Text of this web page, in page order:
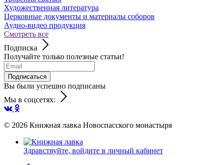
Художественная литература
Церковные документы и материалы соборов
Аудио-видео продукция
Смотреть все
Подписка
Получайте только полезные статьи!
Подписаться
Вы были успешно подписаны
Мы в соцсетях:
© 2026 Книжная лавка Новоспасского монастыря
Здравствуйте, войдите в личный кабинет